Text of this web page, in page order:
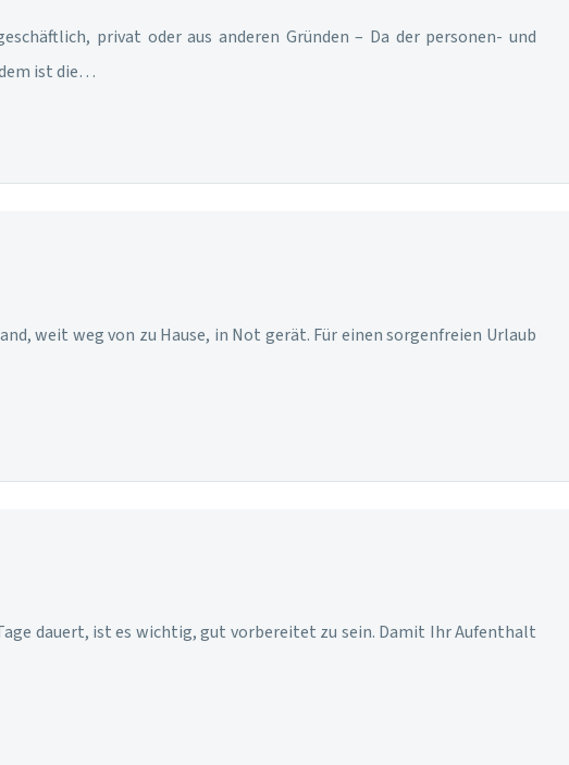
privat oder aus anderen Gründen – Da der personen- und
ist die…
weit weg von zu Hause, in Not gerät. Für einen sorgenfreien Urlaub
dauert, ist es wichtig, gut vorbereitet zu sein. Damit Ihr Aufenthalt